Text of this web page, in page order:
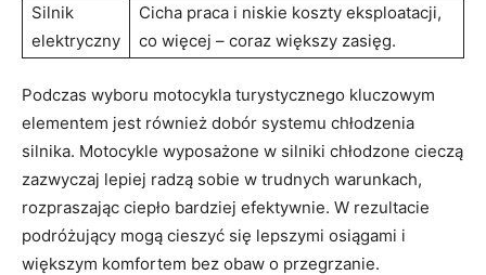
Silnik
elektryczny
Cicha praca i niskie koszty eksploatacji,
co więcej – coraz większy zasięg.
Podczas wyboru motocykla turystycznego kluczowym
elementem jest również dobór systemu chłodzenia
silnika. Motocykle wyposażone w silniki chłodzone cieczą
zazwyczaj lepiej radzą sobie w trudnych warunkach,
rozpraszając ciepło bardziej efektywnie. W rezultacie
podróżujący mogą cieszyć się lepszymi osiągami i
większym komfortem bez obaw o przegrzanie.